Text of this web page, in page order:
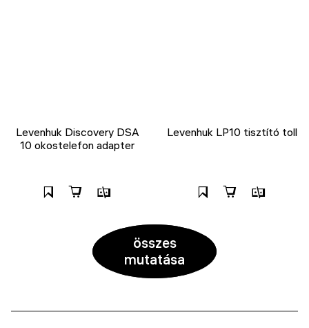
Levenhuk Discovery DSA
10 okostelefon adapter
Levenhuk LP10 tisztító toll
összes
mutatása